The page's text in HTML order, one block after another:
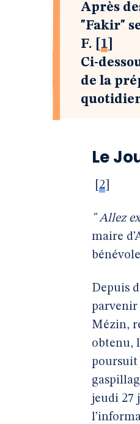
Après
"Fakir"
F.
1
Ci-
de la
Le
2
" Allez
maire
Depuis
parvenir
Mézin,
obtenu,
poursuit
jeudi 27